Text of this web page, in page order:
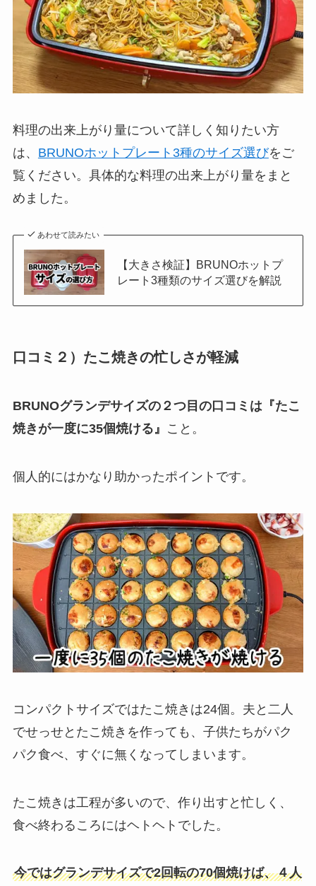
料理の出来上がり量について詳しく知りたい方
は、 BRUNOホットプレート3種のサイズ選びをご
覧ください。具体的な料理の出来上がり量をまと
めました。
あわせて読みたい
【大きさ検証】BRUNOホットプ
レート3種類のサイズ選びを解説
口コミ２）たこ焼きの忙しさが軽減
BRUNOグランデサイズの２つ目の口コミは『たこ
焼きが一度に35個焼ける』 こと。
個人的にはかなり助かったポイントです。
コンパクトサイズではたこ焼きは24個。夫と二人
でせっせとたこ焼きを作っても、子供たちがパク
パク食べ、すぐに無くなってしまいます。
たこ焼きは工程が多いので、作り出すと忙しく、
食べ終わるころにはヘトヘトでした。
今ではグランデサイズで2回転の70個焼けば、４人